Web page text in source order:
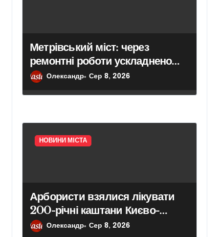
Метрівський міст: через
ремонтні роботи ускладнено
проїзд у напрямку
Олександр Сер 8, 2026
НОВИНИ МІСТА
Арбористи взялися лікувати
200-річні каштани Києво-
Печерської лаври в межах
Олександр Сер 8, 2026